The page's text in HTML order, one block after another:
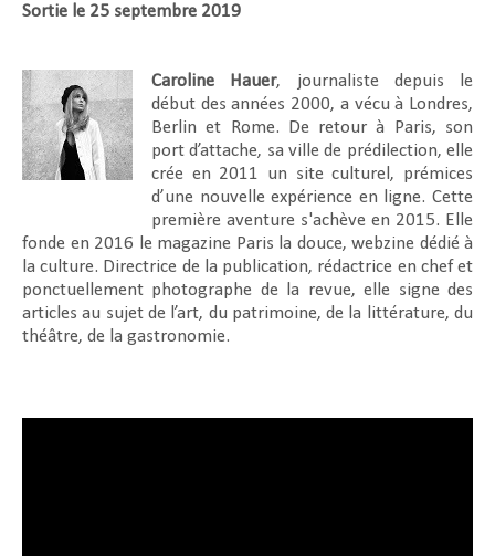
Sortie le 25 septembre 2019
Caroline Hauer, journaliste depuis le
début des années 2000, a vécu à Londres,
Berlin et Rome. De retour à Paris, son
port d’attache, sa ville de prédilection, elle
crée en 2011 un site culturel, prémices
d’une nouvelle expérience en ligne. Cette
première aventure s'achève en 2015. Elle
fonde en 2016 le magazine Paris la douce, webzine dédié à
la culture. Directrice de la publication, rédactrice en chef et
ponctuellement photographe de la revue, elle signe des
articles au sujet de l’art, du patrimoine, de la littérature, du
théâtre, de la gastronomie.